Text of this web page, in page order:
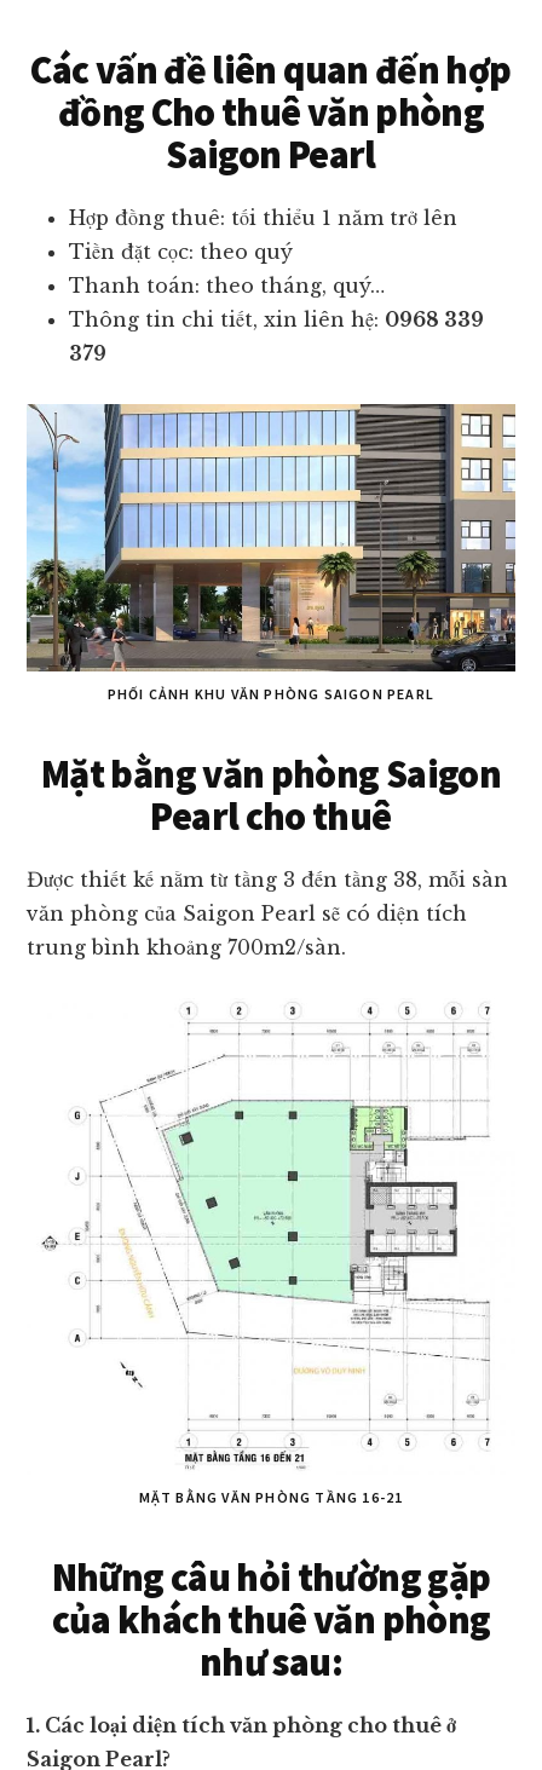
Các vấn đề liên quan đến hợp
đồng Cho thuê văn phòng
Saigon Pearl
Hợp đồng thuê: tối thiểu 1 năm trở lên
Tiền đặt cọc: theo quý
Thanh toán: theo tháng, quý…
Thông tin chi tiết, xin liên hệ: 0968 339
379
PHỐI CẢNH KHU VĂN PHÒNG SAIGON PEARL
Mặt bằng văn phòng Saigon
Pearl cho thuê
Được thiết kế nằm từ tầng 3 đến tầng 38, mỗi sàn
văn phòng của Saigon Pearl sẽ có diện tích
trung bình khoảng 700m2/sàn.
MẶT BẰNG VĂN PHÒNG TẦNG 16-21
Những câu hỏi thường gặp
của khách thuê văn phòng
như sau:
1. Các loại diện tích văn phòng cho thuê ở
Saigon Pearl?